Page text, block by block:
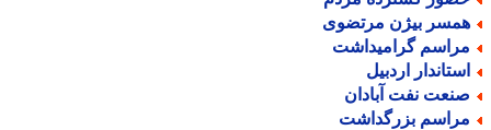
بیژن مرتضوی
گرامیداشت
اردبیل
نفت آبادان
بزرگداشت